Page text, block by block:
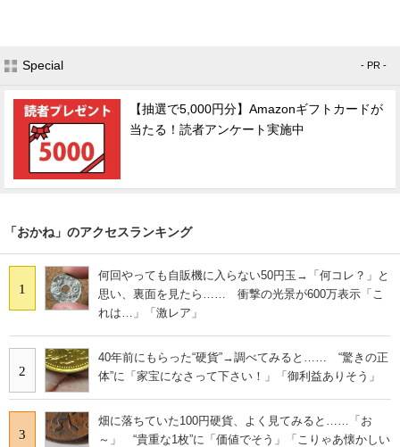
Special - PR -
【抽選で5,000円分】Amazonギフトカードが
当たる！読者アンケート実施中
「おかね」のアクセスランキング
1
何回やっても自販機に入らない50円玉→「何コレ？」と
思い、裏面を見たら…… 衝撃の光景が600万表示「こ
れは…」「激レア」
2
40年前にもらった“硬貨”→調べてみると…… “驚きの正
体”に「家宝になさって下さい！」「御利益ありそう」
3
畑に落ちていた100円硬貨、よく見てみると……「お
～」 “貴重な1枚”に「価値でそう」「こりゃあ懐かしい